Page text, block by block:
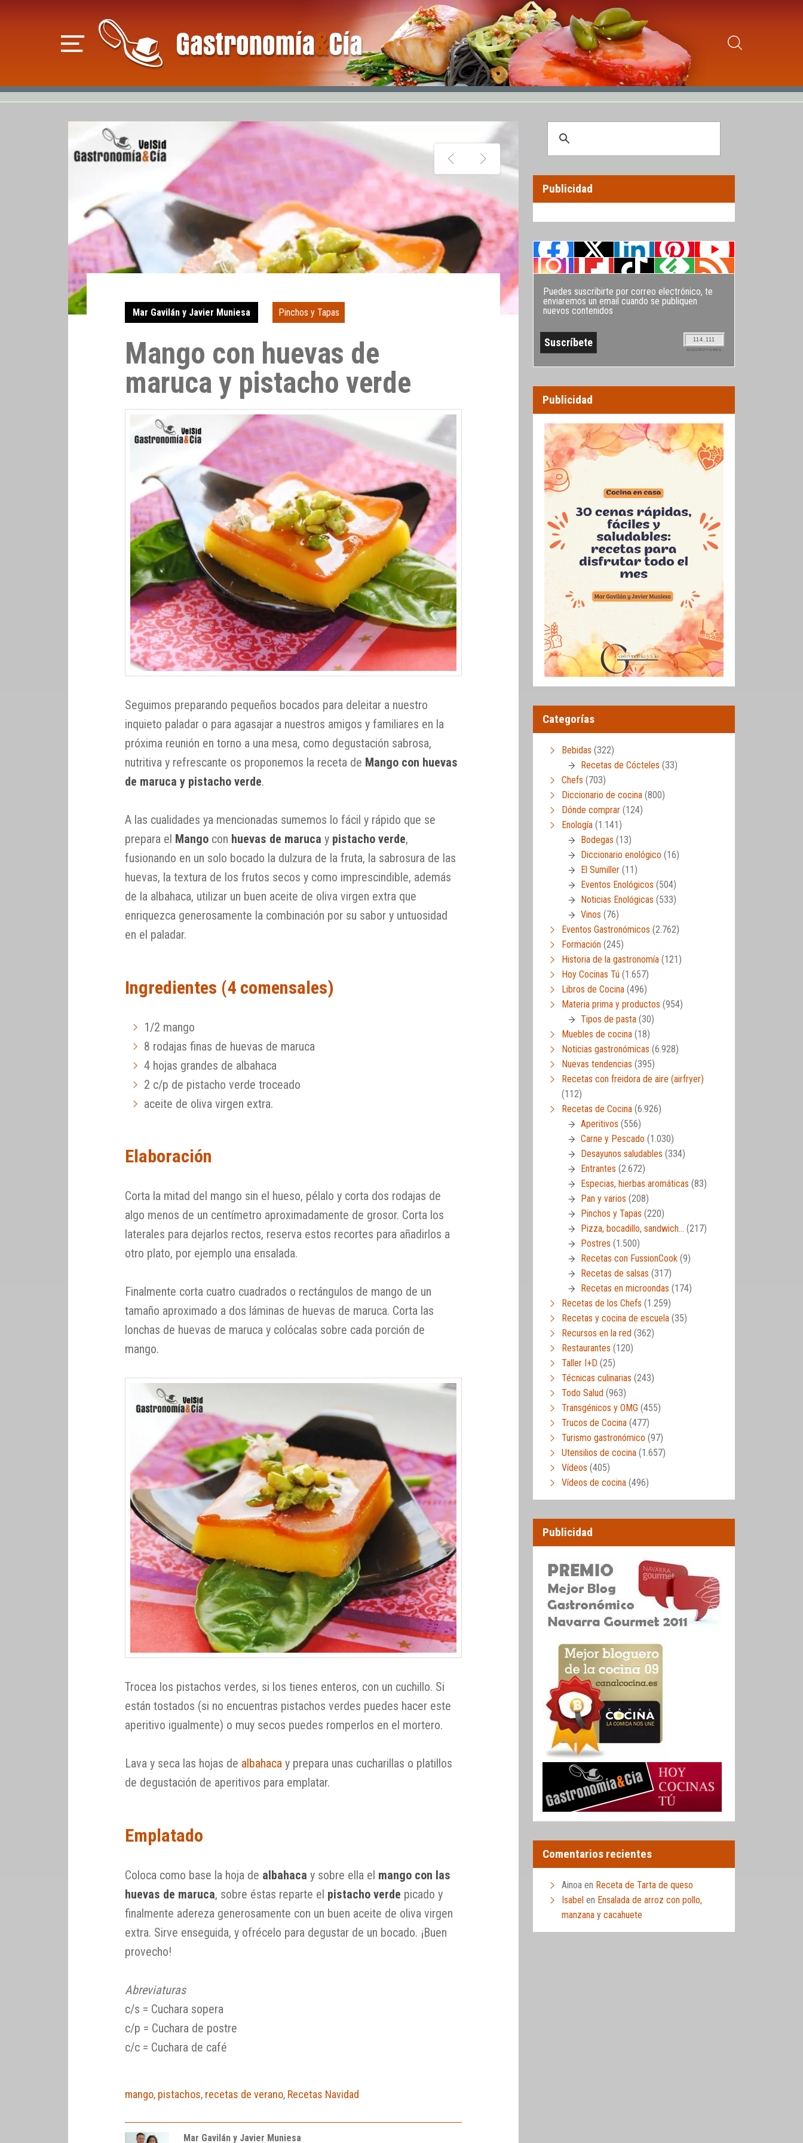
Mar Gavilán y Javier Muniesa Pinchos y Tapas
Mango con huevas de
maruca y pistacho verde
Seguimos preparando pequeños bocados para deleitar a nuestro
inquieto paladar o para agasajar a nuestros amigos y familiares en la
próxima reunión en torno a una mesa, como degustación sabrosa,
nutritiva y refrescante os proponemos la receta de Mango con huevas
de maruca y pistacho verde.
A las cualidades ya mencionadas sumemos lo fácil y rápido que se
prepara el Mango con huevas de maruca y pistacho verde,
fusionando en un solo bocado la dulzura de la fruta, la sabrosura de las
huevas, la textura de los frutos secos y como imprescindible, además
de la albahaca, utilizar un buen aceite de oliva virgen extra que
enriquezca generosamente la combinación por su sabor y untuosidad
en el paladar.
Ingredientes (4 comensales)
1/2 mango
8 rodajas finas de huevas de maruca
4 hojas grandes de albahaca
2 c/p de pistacho verde troceado
aceite de oliva virgen extra.
Elaboración
Corta la mitad del mango sin el hueso, pélalo y corta dos rodajas de
algo menos de un centímetro aproximadamente de grosor. Corta los
laterales para dejarlos rectos, reserva estos recortes para añadirlos a
otro plato, por ejemplo una ensalada.
Finalmente corta cuatro cuadrados o rectángulos de mango de un
tamaño aproximado a dos láminas de huevas de maruca. Corta las
lonchas de huevas de maruca y colócalas sobre cada porción de
mango.
Trocea los pistachos verdes, si los tienes enteros, con un cuchillo. Si
están tostados (si no encuentras pistachos verdes puedes hacer este
aperitivo igualmente) o muy secos puedes romperlos en el mortero.
Lava y seca las hojas de albahaca y prepara unas cucharillas o platillos
de degustación de aperitivos para emplatar.
Emplatado
Coloca como base la hoja de albahaca y sobre ella el mango con las
huevas de maruca, sobre éstas reparte el pistacho verde picado y
finalmente adereza generosamente con un buen aceite de oliva virgen
extra. Sirve enseguida, y ofrécelo para degustar de un bocado. ¡Buen
provecho!
Abreviaturas
c/s = Cuchara sopera
c/p = Cuchara de postre
c/c = Cuchara de café
mango, pistachos, recetas de verano, Recetas Navidad
Mar Gavilán y Javier Muniesa
Publicidad
Puedes suscribirte por correo electrónico, te
enviaremos un email cuando se publiquen
nuevos contenidos
114.111
SUSCRIPTORES
Publicidad
Categorías
Bebidas (322)
Recetas de Cócteles (33)
Chefs (703)
Diccionario de cocina (800)
Dónde comprar (124)
Enología (1.141)
Bodegas (13)
Diccionario enológico (16)
El Sumiller (11)
Eventos Enológicos (504)
Noticias Enológicas (533)
Vinos (76)
Eventos Gastronómicos (2.762)
Formación (245)
Historia de la gastronomía (121)
Hoy Cocinas Tú (1.657)
Libros de Cocina (496)
Materia prima y productos (954)
Tipos de pasta (30)
Muebles de cocina (18)
Noticias gastronómicas (6.928)
Nuevas tendencias (395)
Recetas con freidora de aire (airfryer)
(112)
Recetas de Cocina (6.926)
Aperitivos (556)
Carne y Pescado (1.030)
Desayunos saludables (334)
Entrantes (2.672)
Especias, hierbas aromáticas (83)
Pan y varios (208)
Pinchos y Tapas (220)
Pizza, bocadillo, sandwich… (217)
Postres (1.500)
Recetas con FussionCook (9)
Recetas de salsas (317)
Recetas en microondas (174)
Recetas de los Chefs (1.259)
Recetas y cocina de escuela (35)
Recursos en la red (362)
Restaurantes (120)
Taller I+D (25)
Técnicas culinarias (243)
Todo Salud (963)
Transgénicos y OMG (455)
Trucos de Cocina (477)
Turismo gastronómico (97)
Utensilios de cocina (1.657)
Vídeos (405)
Vídeos de cocina (496)
Publicidad
Comentarios recientes
Ainoa en Receta de Tarta de queso
Isabel en Ensalada de arroz con pollo,
manzana y cacahuete